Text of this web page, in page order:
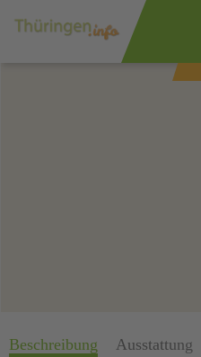
Beschreibung Ausstattung